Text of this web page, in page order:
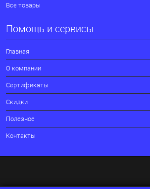
Все товары
Помощь и сервисы
Главная
О компании
Сертификаты
Скидки
Полезное
Контакты